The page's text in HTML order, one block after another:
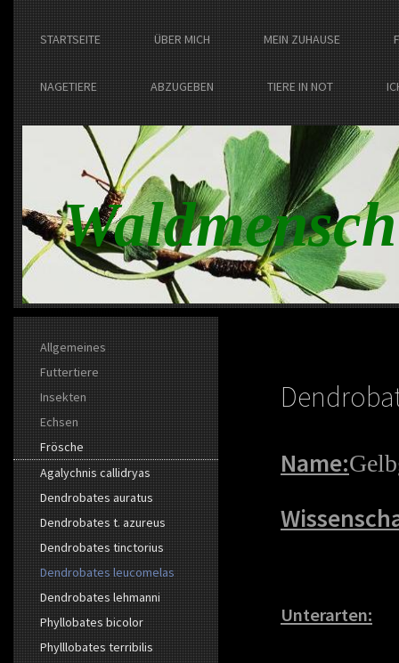
STARTSEITE ÜBER MICH MEIN ZUHAUSE
NAGETIERE ABZUGEBEN TIERE IN NOT
Waldmensch
Allgemeines
Futtertiere
Insekten
Echsen
Frösche
Agalychnis callidryas
Dendrobates auratus
Dendrobates t. azureus
Dendrobates tinctorius
Dendrobates leucomelas
Dendrobates lehmanni
Phyllobates bicolor
Phylllobates terribilis
Name:
Unterarten: